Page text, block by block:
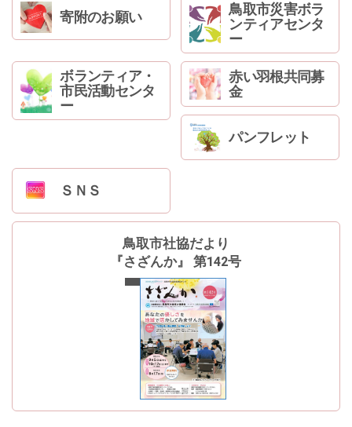
寄附のお願い
鳥取市災害ボラ
ンティアセンタ
ー
ボランティア・
市民活動センタ
ー
赤い羽根共同募
金
パンフレット
ＳＮＳ
鳥取市社協だより
『さざんか』 第142号